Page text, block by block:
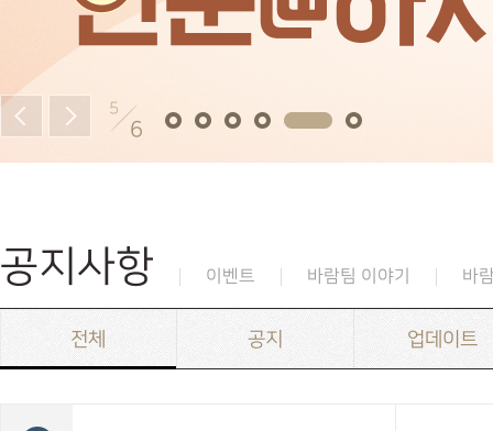
5
6
공지사항 이벤트 바람팀 이야기 바
전체 공지 업데이트